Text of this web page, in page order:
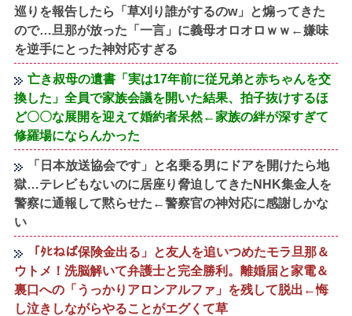
巡りを報告したら「草刈り誰がするのw」と煽ってきた
ので…旦那が放った「一言」に義母オロオロｗｗ←嫌味
を逆手にとった神対応すぎる
亡き叔母の遺書「実は17年前に従兄弟と赤ちゃんを交
換した」全員で家族会議を開いた結果、拍子抜けするほ
ど〇〇な展開を迎えて婚約者呆然←家族の絆が深すぎて
修羅場にならんかった
「日本放送協会です」と名乗る男にドアを開けたら地
獄…テレビもないのに居座り脅迫してきたNHK集金人を
警察に通報して黙らせた←警察官の神対応に感謝しかな
い
「ﾀﾋねば保険金出る」と友人を追いつめたモラ旦那＆
ウトメ！洗脳解いて弁護士と完全勝利。離婚届と家電＆
裏口への「うっかりアロンアルファ」を残して脱出←悔
し泣きしながらやることがエグくて草